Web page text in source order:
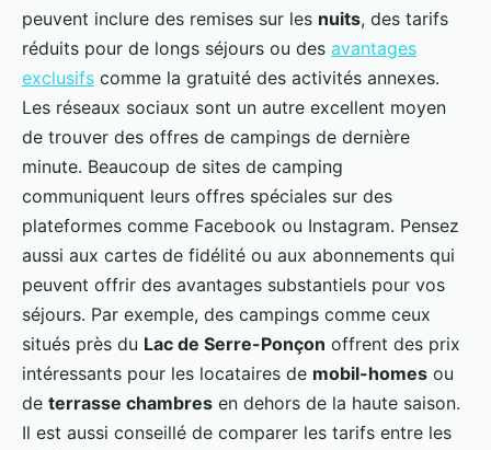
peuvent inclure des remises sur les nuits, des tarifs
réduits pour de longs séjours ou des avantages
exclusifs comme la gratuité des activités annexes.
Les réseaux sociaux sont un autre excellent moyen
de trouver des offres de campings de dernière
minute. Beaucoup de sites de camping
communiquent leurs offres spéciales sur des
plateformes comme Facebook ou Instagram. Pensez
aussi aux cartes de fidélité ou aux abonnements qui
peuvent offrir des avantages substantiels pour vos
séjours. Par exemple, des campings comme ceux
situés près du Lac de Serre-Ponçon offrent des prix
intéressants pour les locataires de mobil-homes ou
de terrasse chambres en dehors de la haute saison.
Il est aussi conseillé de comparer les tarifs entre les